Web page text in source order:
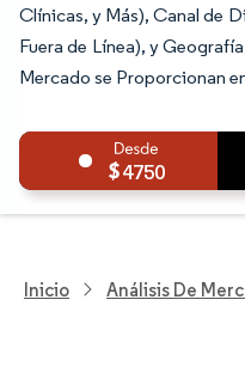
Clínicas, y Más), Canal de
Fuera de Línea), y
Mercado se Proporcionan
4750
Inicio Análisis De